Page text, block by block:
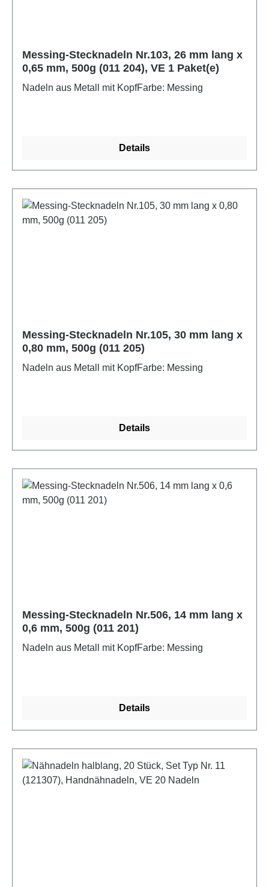
Messing-Stecknadeln Nr.103, 26 mm lang x
0,65 mm, 500g (011 204), VE 1 Paket(e)
Nadeln aus Metall mit KopfFarbe: Messing
Details
Messing-Stecknadeln Nr.105, 30 mm lang x
0,80 mm, 500g (011 205)
Nadeln aus Metall mit KopfFarbe: Messing
Details
Messing-Stecknadeln Nr.506, 14 mm lang x
0,6 mm, 500g (011 201)
Nadeln aus Metall mit KopfFarbe: Messing
Details